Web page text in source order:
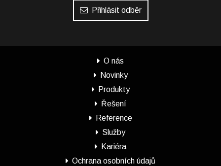
Přihlásit odběr
O nás
Novinky
Produkty
Řešení
Reference
Služby
Kariéra
Ochrana osobních údajů